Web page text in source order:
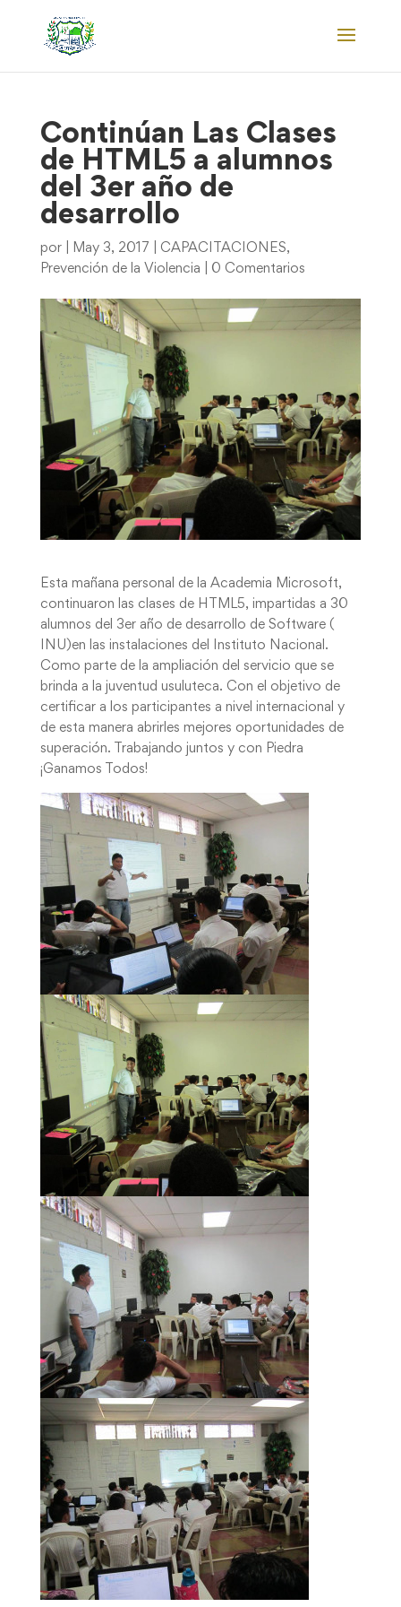
Continúan Las Clases
de HTML5 a alumnos
del 3er año de
desarrollo
por May 3, 2017 CAPACITACIONES,
Prevención de la Violencia
0 Comentarios
Esta mañana personal de la Academia Microsoft,
continuaron las clases de HTML5, impartidas a 30
alumnos del 3er año de desarrollo de Software (
INU)en las instalaciones del Instituto Nacional.
Como parte de la ampliación del servicio que se
brinda a la juventud usuluteca. Con el objetivo de
certificar a los participantes a nivel internacional y
de esta manera abrirles mejores oportunidades de
superación. Trabajando juntos y con Piedra
¡Ganamos Todos!